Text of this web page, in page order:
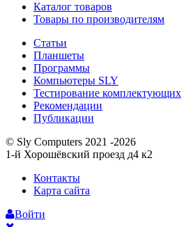
Каталог товаров
Товары по производителям
Статьи
Планшеты
Программы
Компьютеры SLY
Тестирование комплектующих
Рекомендации
Публикации
© Sly Computers 2021 -2026
1-й Хорошёвский проезд д4 к2
Контакты
Карта сайта
Войти